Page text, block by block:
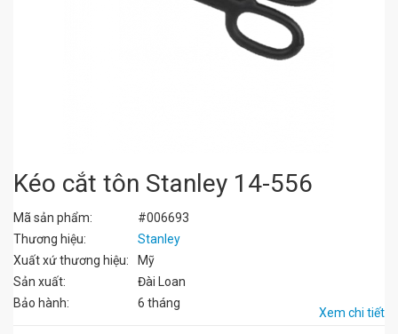
Kéo cắt tôn Stanley 14-556
Mã sản phẩm:
#006693
Thương hiệu:
Stanley
Xuất xứ thương hiệu:
Mỹ
Sản xuất:
Đài Loan
Bảo hành:
6 tháng
Xem chi tiết